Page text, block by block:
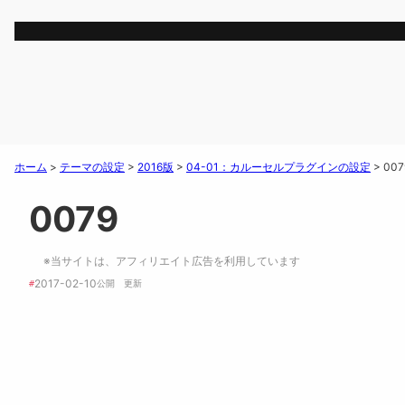
ホーム > テーマの設定 > 2016版 > 04-01：カルーセルプラグインの設定 >
0079
※当サイトは、アフィリエイト広告を利用しています
#2017-02-10公開 更新